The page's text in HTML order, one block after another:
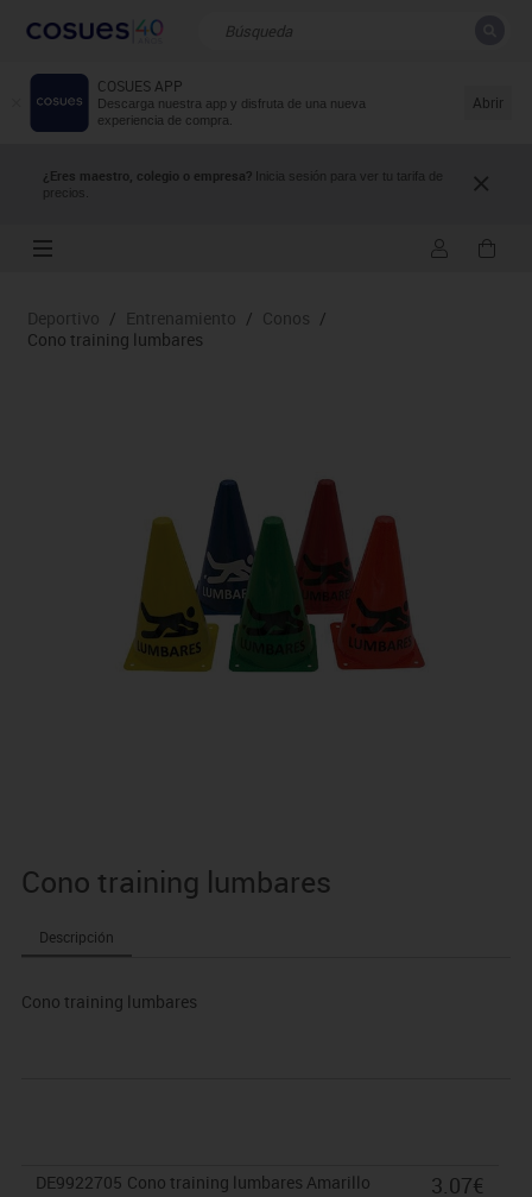
COSUES APP
Descarga nuestra app y disfruta de una nueva
experiencia de compra.
Abrir
¿Eres maestro, colegio o empresa? Inicia sesión para ver tu tarifa de
precios.
Resultados de la búsqueda
Deportivo / Entrenamiento / Conos /
Cono training lumbares
Cono training lumbares
Descripción
Cono training lumbares
DE9922705 Cono training lumbares Amarillo
3.07€